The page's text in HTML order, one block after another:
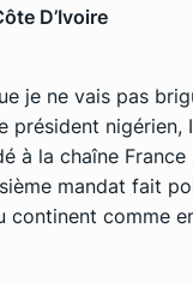
D’Ivoire
je ne vais pas
président nigérien,
à la chaîne France
mandat fait
continent comme